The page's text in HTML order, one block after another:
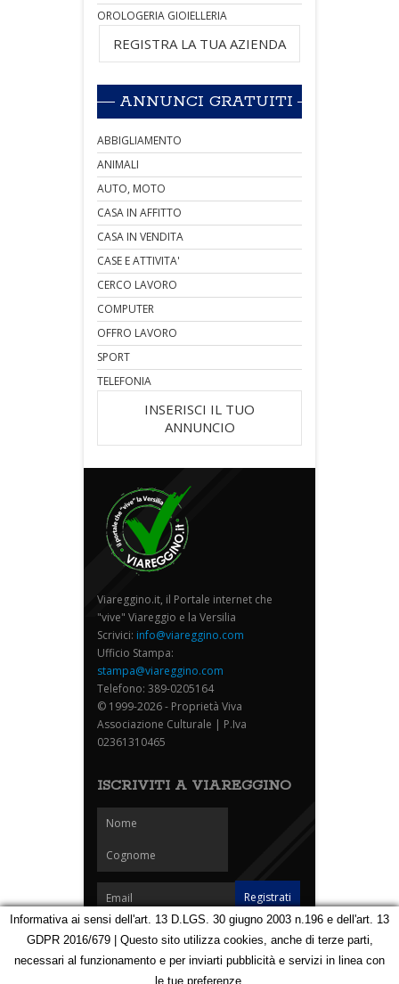
OROLOGERIA GIOIELLERIA
REGISTRA LA TUA AZIENDA
ANNUNCI GRATUITI
ABBIGLIAMENTO
ANIMALI
AUTO, MOTO
CASA IN AFFITTO
CASA IN VENDITA
CASE E ATTIVITA'
CERCO LAVORO
COMPUTER
OFFRO LAVORO
SPORT
TELEFONIA
INSERISCI IL TUO
ANNUNCIO
Viareggino.it, il Portale internet che
"vive" Viareggio e la Versilia
Scrivici: info@viareggino.com
Ufficio Stampa:
stampa@viareggino.com
Telefono: 389-0205164
© 1999-2026 - Proprietà Viva
Associazione Culturale | P.Iva
02361310465
ISCRIVITI A VIAREGGINO
Homepage Notizie Speciali Eventi Foto Carnevale
Partners Contatti
Informativa ai sensi dell'art. 13 D.LGS. 30 giugno 2003 n.196 e dell'art. 13
GDPR 2016/679 | Questo sito utilizza cookies, anche di terze parti,
necessari al funzionamento e per inviarti pubblicità e servizi in linea con
le tue preferenze.